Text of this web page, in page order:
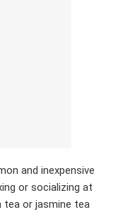
and inexpensive
or socializing at
tea or jasmine tea